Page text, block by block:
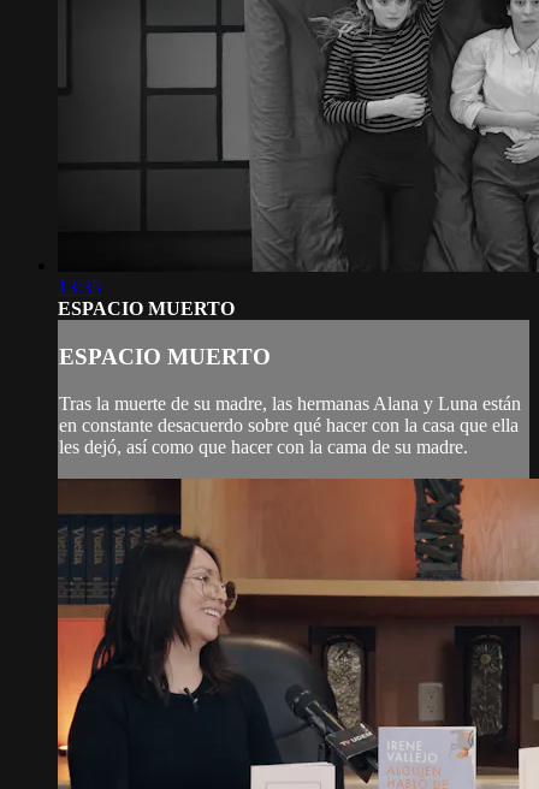
13:35
ESPACIO MUERTO
ESPACIO MUERTO
Tras la muerte de su madre, las hermanas Alana y Luna están
en constante desacuerdo sobre qué hacer con la casa que ella
les dejó, así como que hacer con la cama de su madre.